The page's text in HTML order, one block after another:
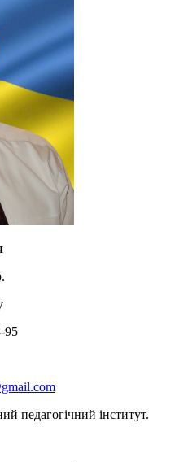
95
педагогічний інститут.